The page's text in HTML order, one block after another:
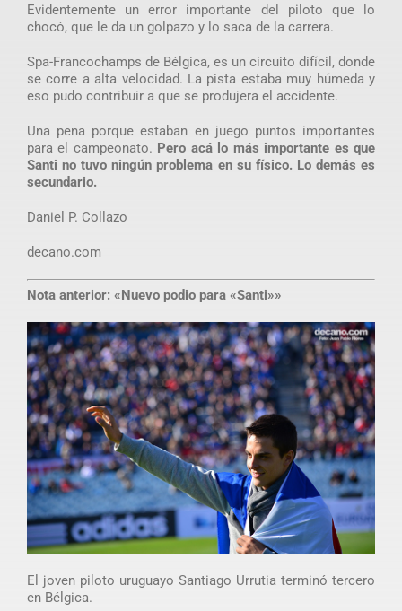
Evidentemente un error importante del piloto que lo
chocó, que le da un golpazo y lo saca de la carrera.
Spa-Francochamps de Bélgica, es un circuito difícil, donde
se corre a alta velocidad. La pista estaba muy húmeda y
eso pudo contribuir a que se produjera el accidente.
Una pena porque estaban en juego puntos importantes
para el campeonato. Pero acá lo más importante es que
Santi no tuvo ningún problema en su físico. Lo demás es
secundario.
Daniel P. Collazo
decano.com
Nota anterior: «Nuevo podio para «Santi»»
El joven piloto uruguayo Santiago Urrutia terminó tercero
en Bélgica.